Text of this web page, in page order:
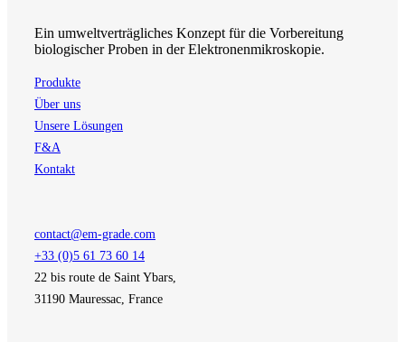
Ein umweltverträgliches Konzept für die Vorbereitung
biologischer Proben in der Elektronenmikroskopie.
Produkte
Über uns
Unsere Lösungen
F&A
Kontakt
contact@em-grade.com
+33 (0)5 61 73 60 14
22 bis route de Saint Ybars,
31190 Mauressac, France